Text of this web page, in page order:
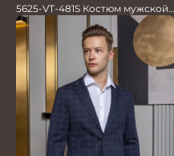
5625-VT-481S Костюм мужской
двойка